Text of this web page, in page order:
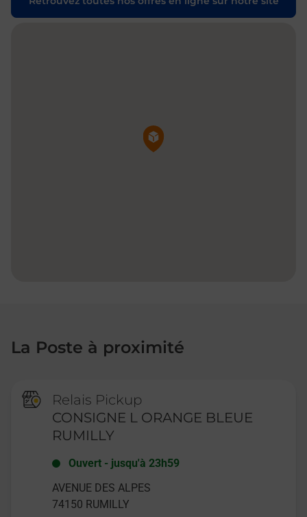
Pin de la carte
La Poste à proximité
Relais Pickup
CONSIGNE L ORANGE BLEUE
RUMILLY
Ouvert - jusqu'à 23h59
AVENUE DES ALPES
74150 RUMILLY